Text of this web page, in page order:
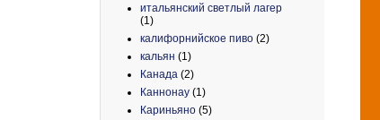
итальянский светлый лагер
(1)
калифорнийское пиво (2)
кальян (1)
Канада (2)
Каннонау (1)
Кариньяно (5)